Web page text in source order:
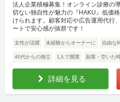
法人企業積極募集！オンライン診療の
切ない独自性が魅力の『HAKU』低価
けられます。顧客対応や広告運用代行
ートで安心感が抜群です！
女性が活躍 未経験からオーナーに 自由な
40代からの独立 1人で開業 副業・空いた
詳細を見る